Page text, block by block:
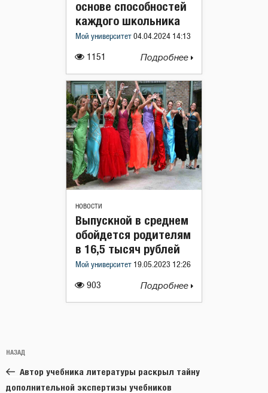
1151
основе способностей
каждого школьника
Мой университет 04.04.2024 14:13
Подробнее
НОВОСТИ
903
Выпускной в среднем
обойдется родителям
в 16,5 тысяч рублей
Мой университет 19.05.2023 12:26
Подробнее
по
записям
Предыдущая
запись:
НАЗАД
Автор учебника литературы раскрыл тайну
дополнительной экспертизы учебников